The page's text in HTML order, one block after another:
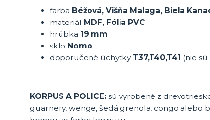
farba Béžová, Višňa Malaga, Biela
materiál MDF, Fólia PVC
hrúbka 19 mm
sklo Nomo
doporučené úchytky T37,T40,T41 (nie
KORPUS A POLICE: sú vyrobené z
guarnery, wenge, šedá grenola, congo alebo